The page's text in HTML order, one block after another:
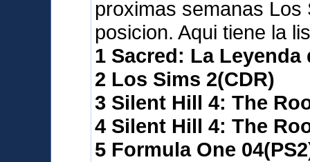
proximas semanas
posicion. Aqui tiene la
1 Sacred: La Leyenda
2 Los Sims 2(CDR)
3 Silent Hill 4: The
4 Silent Hill 4: The
5 Formula One